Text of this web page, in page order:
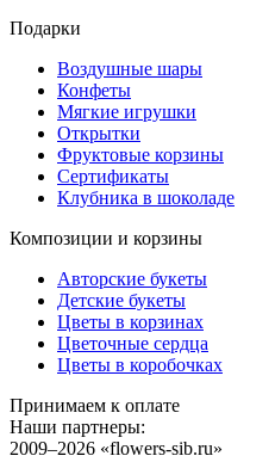
Подарки
Воздушные шары
Конфеты
Мягкие игрушки
Открытки
Фруктовые корзины
Сертификаты
Клубника в шоколаде
Композиции и корзины
Авторские букеты
Детские букеты
Цветы в корзинах
Цветочные сердца
Цветы в коробочках
Принимаем к оплате
Наши партнеры:
2009–2026 «flowers-sib.ru»